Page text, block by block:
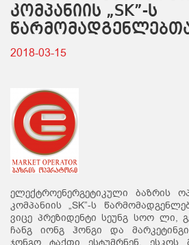
კომპანიის „SK”-ს
2018-03-15
ელექტროენერგეტიკული ბაზრის
კომპანიის „SK”-ს
ვიცე პრეზიდენტი სეუნგ სოო ლი,
ჩანგ იონგ ჰონგი და